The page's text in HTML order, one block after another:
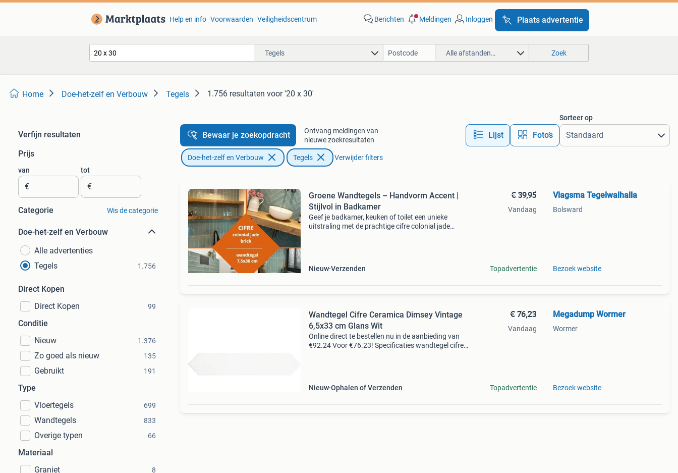
Help en info Voorwaarden Veiligheidscentrum Berichten Meldingen Inloggen Plaats advertentie
Tegels Alle afstanden… Zoek
Home Doe-het-zelf en Verbouw Tegels 1.756 resultaten voor '20 x 30'
Verfijn resultaten
Prijs
van
€
tot
€
Categorie Wis de categorie
Doe-het-zelf en Verbouw
Alle advertenties
Tegels
1.756
Direct Kopen
Direct Kopen
99
Conditie
Nieuw
1.376
Zo goed als nieuw 135
Gebruikt 191
Type
Vloertegels
699
Wandtegels 833
Overige typen 66
Materiaal
Graniet
8
Bewaar je zoekopdracht
Ontvang meldingen van
nieuwe zoekresultaten
Lijst Foto’s
Sorteer op
Doe-het-zelf en Verbouw Tegels Verwijder filters
Groene Wandtegels – Handvorm Accent |
Stijlvol in Badkamer
Geef je badkamer, keuken of toilet een unieke
uitstraling met de prachtige cifre colonial jade
Nieuw Verzenden
€ 39,95
Vandaag
Topadvertentie
Vlagsma Tegelwalhalla
Bolsward
Bezoek website
Wandtegel Cifre Ceramica Dimsey Vintage
6,5x33 cm Glans Wit
Online direct te bestellen nu in de aanbieding van
€92.24 Voor €76.23! Specificaties wandtegel cifre
Nieuw Ophalen of Verzenden
€ 76,23
Vandaag
Topadvertentie
Megadump Wormer
Wormer
Bezoek website